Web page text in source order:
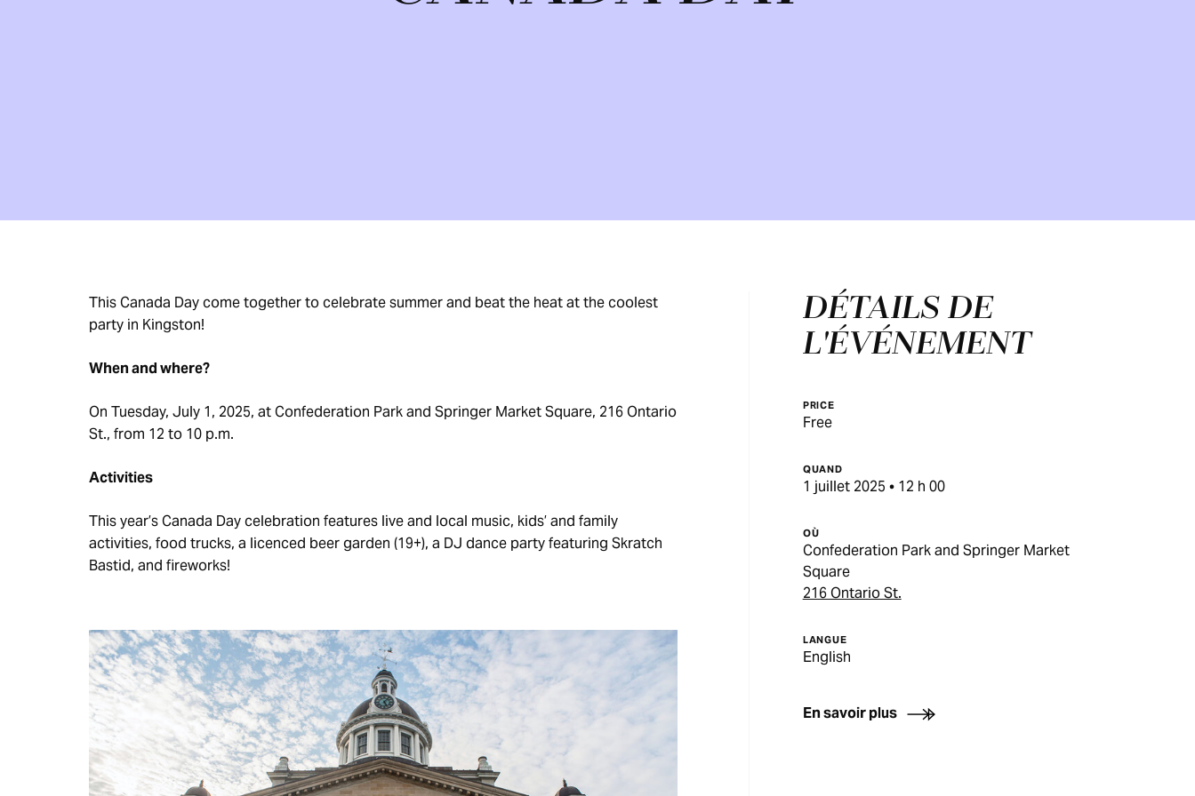
This Canada Day come together to celebrate summer and beat the heat at the coolest
party in Kingston!
When and where?
On Tuesday, July 1, 2025, at Confederation Park and Springer Market Square, 216 Ontario
St., from 12 to 10 p.m.
Activities
This year’s Canada Day celebration features live and local music, kids’ and family
activities, food trucks, a licenced beer garden (19+), a DJ dance party featuring Skratch
Bastid, and fireworks!
DÉTAILS DE
L'ÉVÉNEMENT
PRICE
Free
QUAND
1 juillet 2025 • 12 h 00
OÙ
Confederation Park and Springer Market
Square
216 Ontario St.
LANGUE
English
En savoir plus